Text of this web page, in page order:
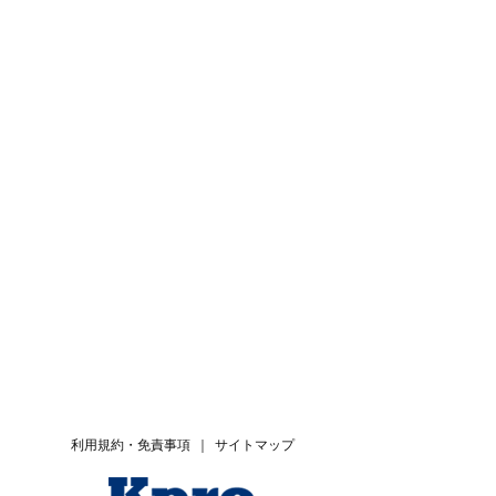
サイトマップ
利用規約・免責事項